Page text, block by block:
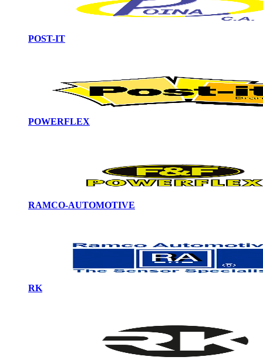
POST-IT
POWERFLEX
RAMCO-AUTOMOTIVE
RK